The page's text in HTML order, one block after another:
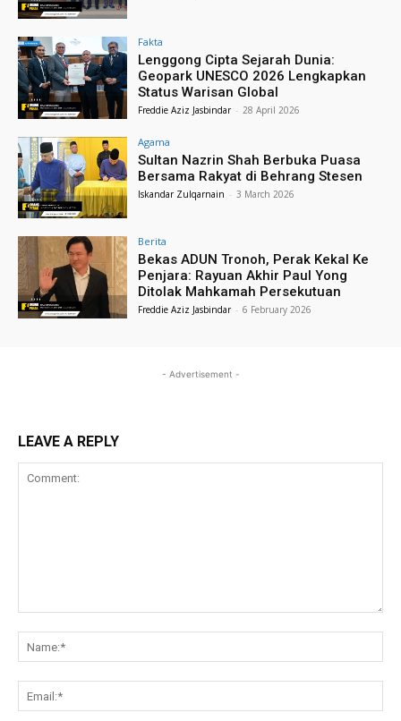
Fakta
Lenggong Cipta Sejarah Dunia:
Geopark UNESCO 2026 Lengkapkan
Status Warisan Global
Freddie Aziz Jasbindar - 28 April 2026
Agama
Sultan Nazrin Shah Berbuka Puasa
Bersama Rakyat di Behrang Stesen
Iskandar Zulqarnain - 3 March 2026
Berita
Bekas ADUN Tronoh, Perak Kekal Ke
Penjara: Rayuan Akhir Paul Yong
Ditolak Mahkamah Persekutuan
Freddie Aziz Jasbindar - 6 February 2026
- Advertisement -
LEAVE A REPLY